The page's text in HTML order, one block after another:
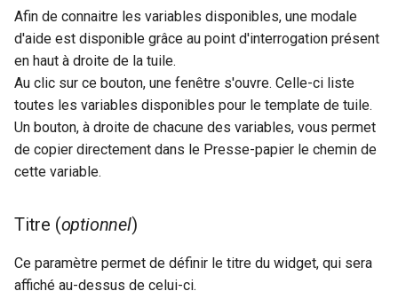
Afin de connaitre les variables disponibles, une modale
d'aide est disponible grâce au point d'interrogation présent
en haut à droite de la tuile.
Au clic sur ce bouton, une fenêtre s'ouvre. Celle-ci liste
toutes les variables disponibles pour le template de tuile.
Un bouton, à droite de chacune des variables, vous permet
de copier directement dans le Presse-papier le chemin de
cette variable.
Titre (optionnel)
Ce paramètre permet de définir le titre du widget, qui sera
affiché au-dessus de celui-ci.